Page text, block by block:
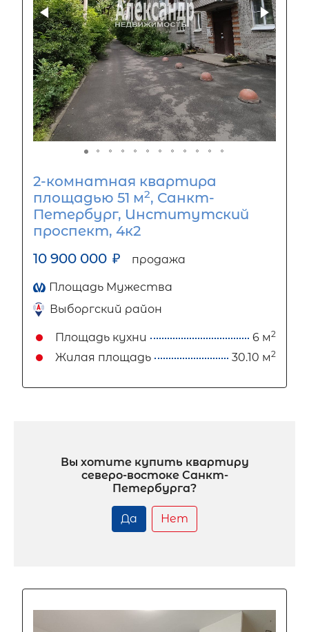
2-комнатная квартира
площадью 51 м2, Санкт-
Петербург, Институтский
проспект, 4к2
10 900 000 ₽ продажа
Площадь Мужества
Выборгский район
Площадь кухни 6 м2
Жилая площадь 30.10 м2
Вы хотите купить квартиру
северо-востоке Санкт-
Петербурга?
Да Нет